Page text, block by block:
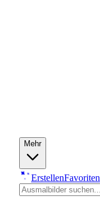
Mehr
ErstellenFavoriten